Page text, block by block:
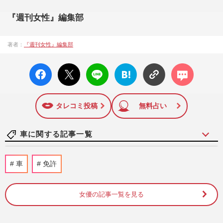
『週刊女性』編集部
著者： 『週刊女性』編集部
facebo
ok い
X ポス
ト
LINE
はてな
ブック
に追加
コメン
ト
タレコミ投稿 無料占い
車に関する記事一覧
週刊女性2026年7月28日・8月4日号 2026/7/21
車 免許
女優の記事一覧を見る